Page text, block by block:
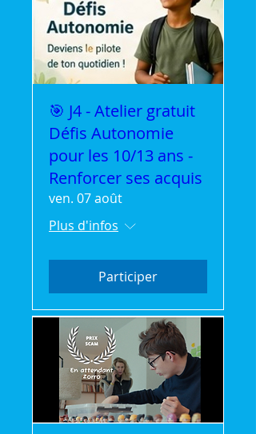
🎯 J4 - Atelier gratuit
Défis Autonomie
pour les 10/13 ans -
Renforcer ses acquis
ven. 07 août
Plus d'infos
Participer